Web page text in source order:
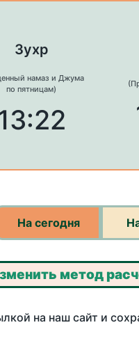
Зухр
намаз и Джума
по пятницам)
На сегодня
метод
на наш сайт и